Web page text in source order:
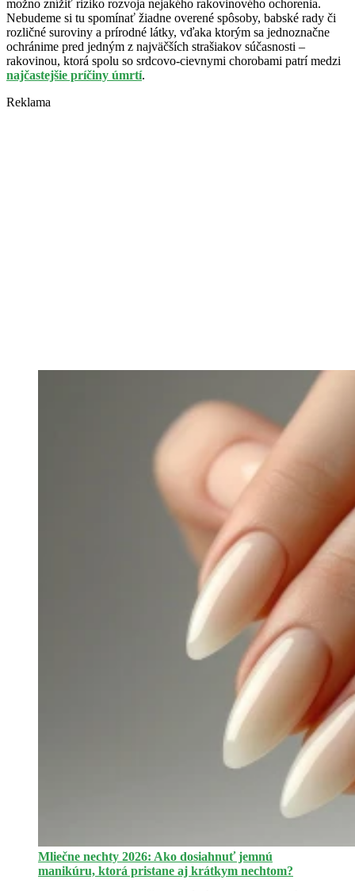
možno znížiť riziko rozvoja nejakého rakovinového ochorenia.
Nebudeme si tu spomínať žiadne overené spôsoby, babské rady či
rozličné suroviny a prírodné látky, vďaka ktorým sa jednoznačne
ochránime pred jedným z najväčších strašiakov súčasnosti –
rakovinou, ktorá spolu so srdcovo-cievnymi chorobami patrí medzi
najčastejšie príčiny úmrtí.
Reklama
Mliečne nechty 2026: Ako dosiahnuť jemnú
manikúru, ktorá pristane aj krátkym nechtom?